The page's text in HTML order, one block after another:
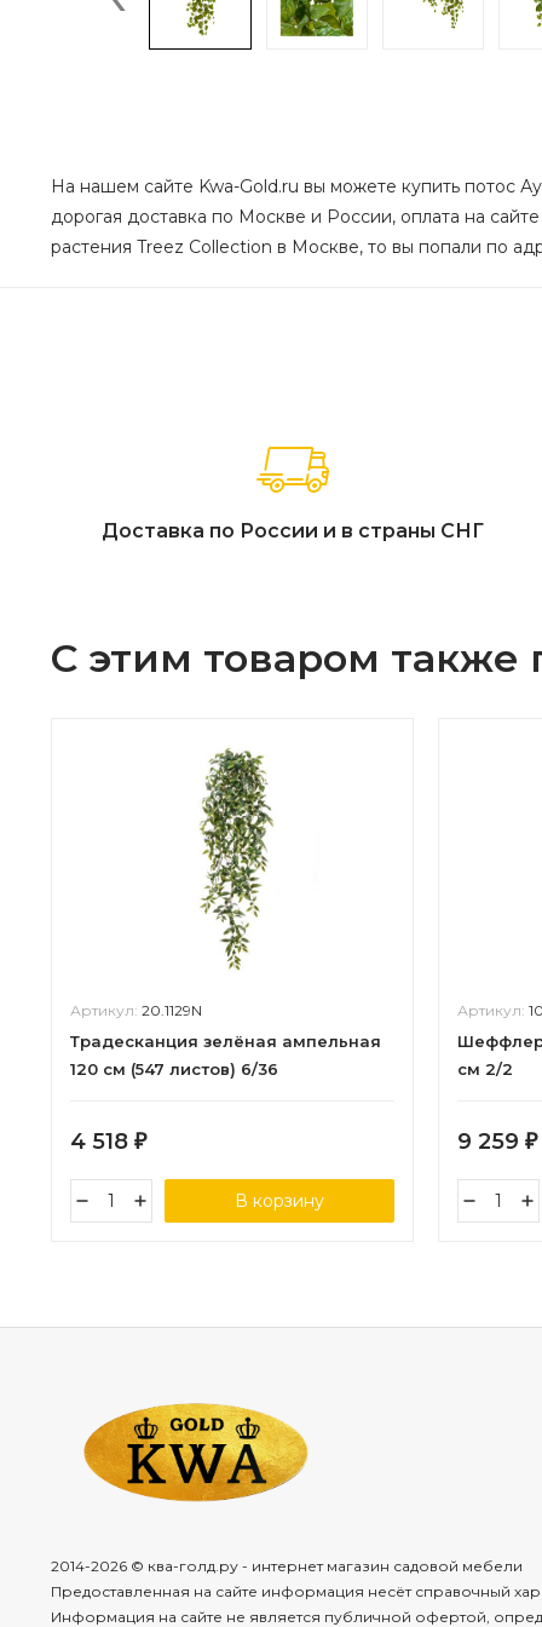
На нашем сайте Kwa-Gold.ru вы можете купить потос
дорогая доставка по Москве и России, оплата на
растения Treez Collection в Москве, то вы попали по
Доставка по России и в страны СНГ
С этим товаром также
Артикул: 20.1129N
Традесканция зелёная ампельная
120 см (547 листов) 6/36
4 518 ₽
В корзину
Артикул:
см 2/2
9 259 ₽
2014-2026 © ква-голд.ру - интернет магазин садовой мебели
Предоставленная на сайте информация несёт справочный
Информация на сайте не является публичной офертой,